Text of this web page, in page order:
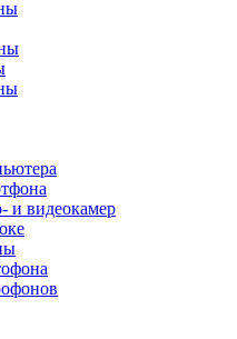
и видеокамер